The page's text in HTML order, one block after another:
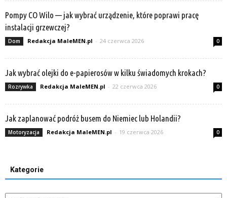
Pompy CO Wilo — jak wybrać urządzenie, które poprawi pracę
instalacji grzewczej?
Dom Redakcja MaleMEN.pl - 24 czerwca 2026 0
Jak wybrać olejki do e-papierosów w kilku świadomych krokach?
Rozrywka Redakcja MaleMEN.pl - 22 czerwca 2026 0
Jak zaplanować podróż busem do Niemiec lub Holandii?
Motoryzacja Redakcja MaleMEN.pl - 19 czerwca 2026 0
Kategorie
Kategorie